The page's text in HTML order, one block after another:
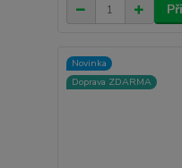
Novinka
Doprava ZDARMA